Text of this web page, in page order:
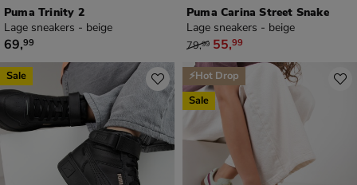
Puma Trinity 2
Lage sneakers - beige
€ 69,99
69,99
Puma Carina Street Snake
Lage sneakers - beige
van € 79,99 voor € 55,99
79,99 55,99
Sale
⚡Hot Drop
Sale